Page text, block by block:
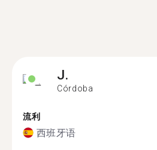
J.
Córdoba
流利
西班牙语